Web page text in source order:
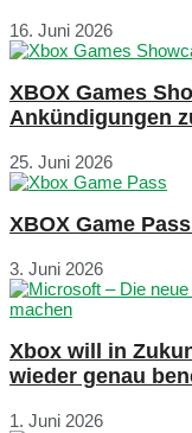
16. Juni 2026
XBOX Games
Ankündigungen
25. Juni 2026
XBOX Game
3. Juni 2026
Xbox will in
wieder genau
1. Juni 2026